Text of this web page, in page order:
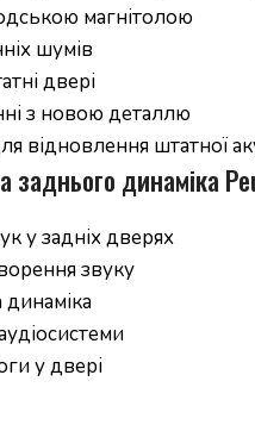
магнітолою
шумів
двері
з новою деталлю
відновлення штатної
заднього динаміка
у задніх дверях
звуку
у двері